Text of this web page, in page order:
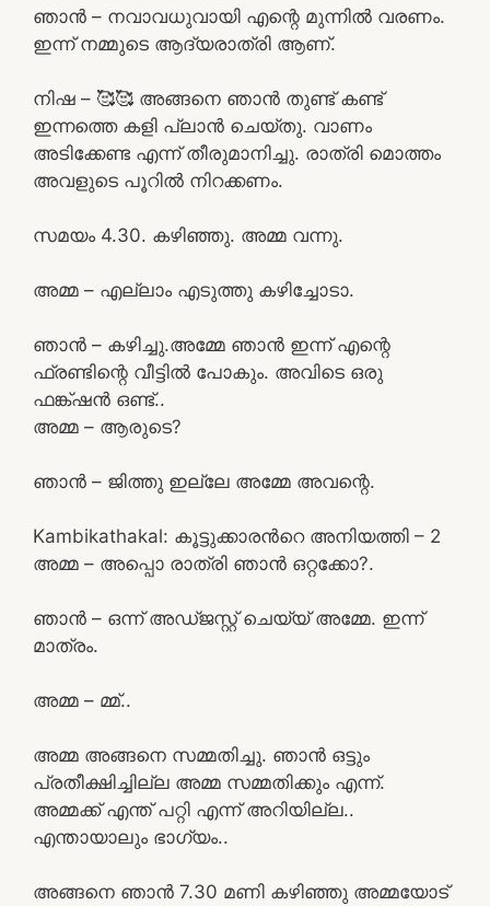
ഞാൻ – നവാവധുവായി എന്റെ മുന്നിൽ വരണം.
ഇന്ന് നമ്മുടെ ആദ്യരാത്രി ആണ്.
നിഷ – 🥰🥰 അങ്ങനെ ഞാൻ തുണ്ട് കണ്ട്
ഇന്നത്തെ കളി പ്ലാൻ ചെയ്തു. വാണം
അടിക്കേണ്ട എന്ന് തീരുമാനിച്ചു. രാത്രി മൊത്തം
അവളുടെ പൂറിൽ നിറക്കണം.
സമയം 4.30. കഴിഞ്ഞു. അമ്മ വന്നു.
അമ്മ – എല്ലാം എടുത്തു കഴിച്ചോടാ.
ഞാൻ – കഴിച്ചു.അമ്മേ ഞാൻ ഇന്ന് എന്റെ
ഫ്രണ്ടിന്റെ വീട്ടിൽ പോകും. അവിടെ ഒരു
ഫങ്ക്ഷൻ ഒണ്ട്..
അമ്മ – ആരുടെ?
ഞാൻ – ജിത്തു ഇല്ലേ അമ്മേ അവന്റെ.
Kambikathakal: കൂട്ടുക്കാരന്‍റെ അനിയത്തി – 2
അമ്മ – അപ്പൊ രാത്രി ഞാൻ ഒറ്റക്കോ?.
ഞാൻ – ഒന്ന് അഡ്ജസ്റ്റ് ചെയ്യ് അമ്മേ. ഇന്ന്
മാത്രം.
അമ്മ – മ്മ്..
അമ്മ അങ്ങനെ സമ്മതിച്ചു. ഞാൻ ഒട്ടും
പ്രതീക്ഷിച്ചില്ല അമ്മ സമ്മതിക്കും എന്ന്.
അമ്മക്ക് എന്ത് പറ്റി എന്ന് അറിയില്ല..
എന്തായാലും ഭാഗ്യം..
അങ്ങനെ ഞാൻ 7.30 മണി കഴിഞ്ഞു അമ്മയോട്